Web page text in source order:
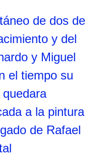
de dos de
y del
y Miguel
el tiempo su
a la pintura
de Rafael